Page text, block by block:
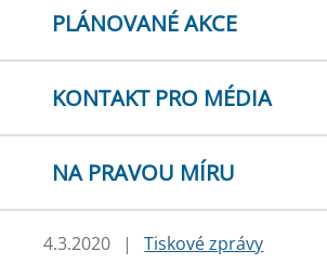
PLÁNOVANÉ AKCE
KONTAKT PRO MÉDIA
NA PRAVOU MÍRU
4.3.2020 | Tiskové zprávy